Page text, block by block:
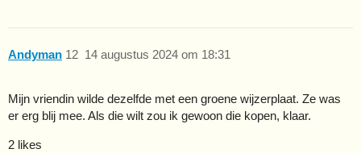
Andyman 14 augustus 2024 om 18:31
12
Mijn vriendin wilde dezelfde met een groene wijzerplaat. Ze was
er erg blij mee. Als die wilt zou ik gewoon die kopen, klaar.
2 likes